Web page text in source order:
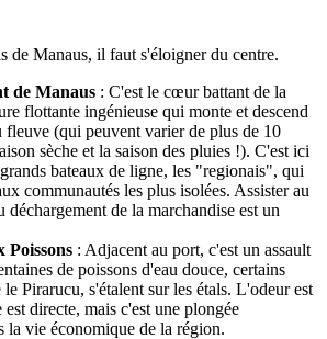
de Manaus, il faut s'éloigner du centre.
de Manaus : C'est le cœur battant de la
flottante ingénieuse qui monte et descend
fleuve (qui peuvent varier de plus de 10
sèche et la saison des pluies !). C'est ici
bateaux de ligne, les "regionais", qui
communautés les plus isolées. Assister au
déchargement de la marchandise est un
Poissons : Adjacent au port, c'est un assault
de poissons d'eau douce, certains
le Pirarucu, s'étalent sur les étals. L'odeur est
directe, mais c'est une plongée
la vie économique de la région.